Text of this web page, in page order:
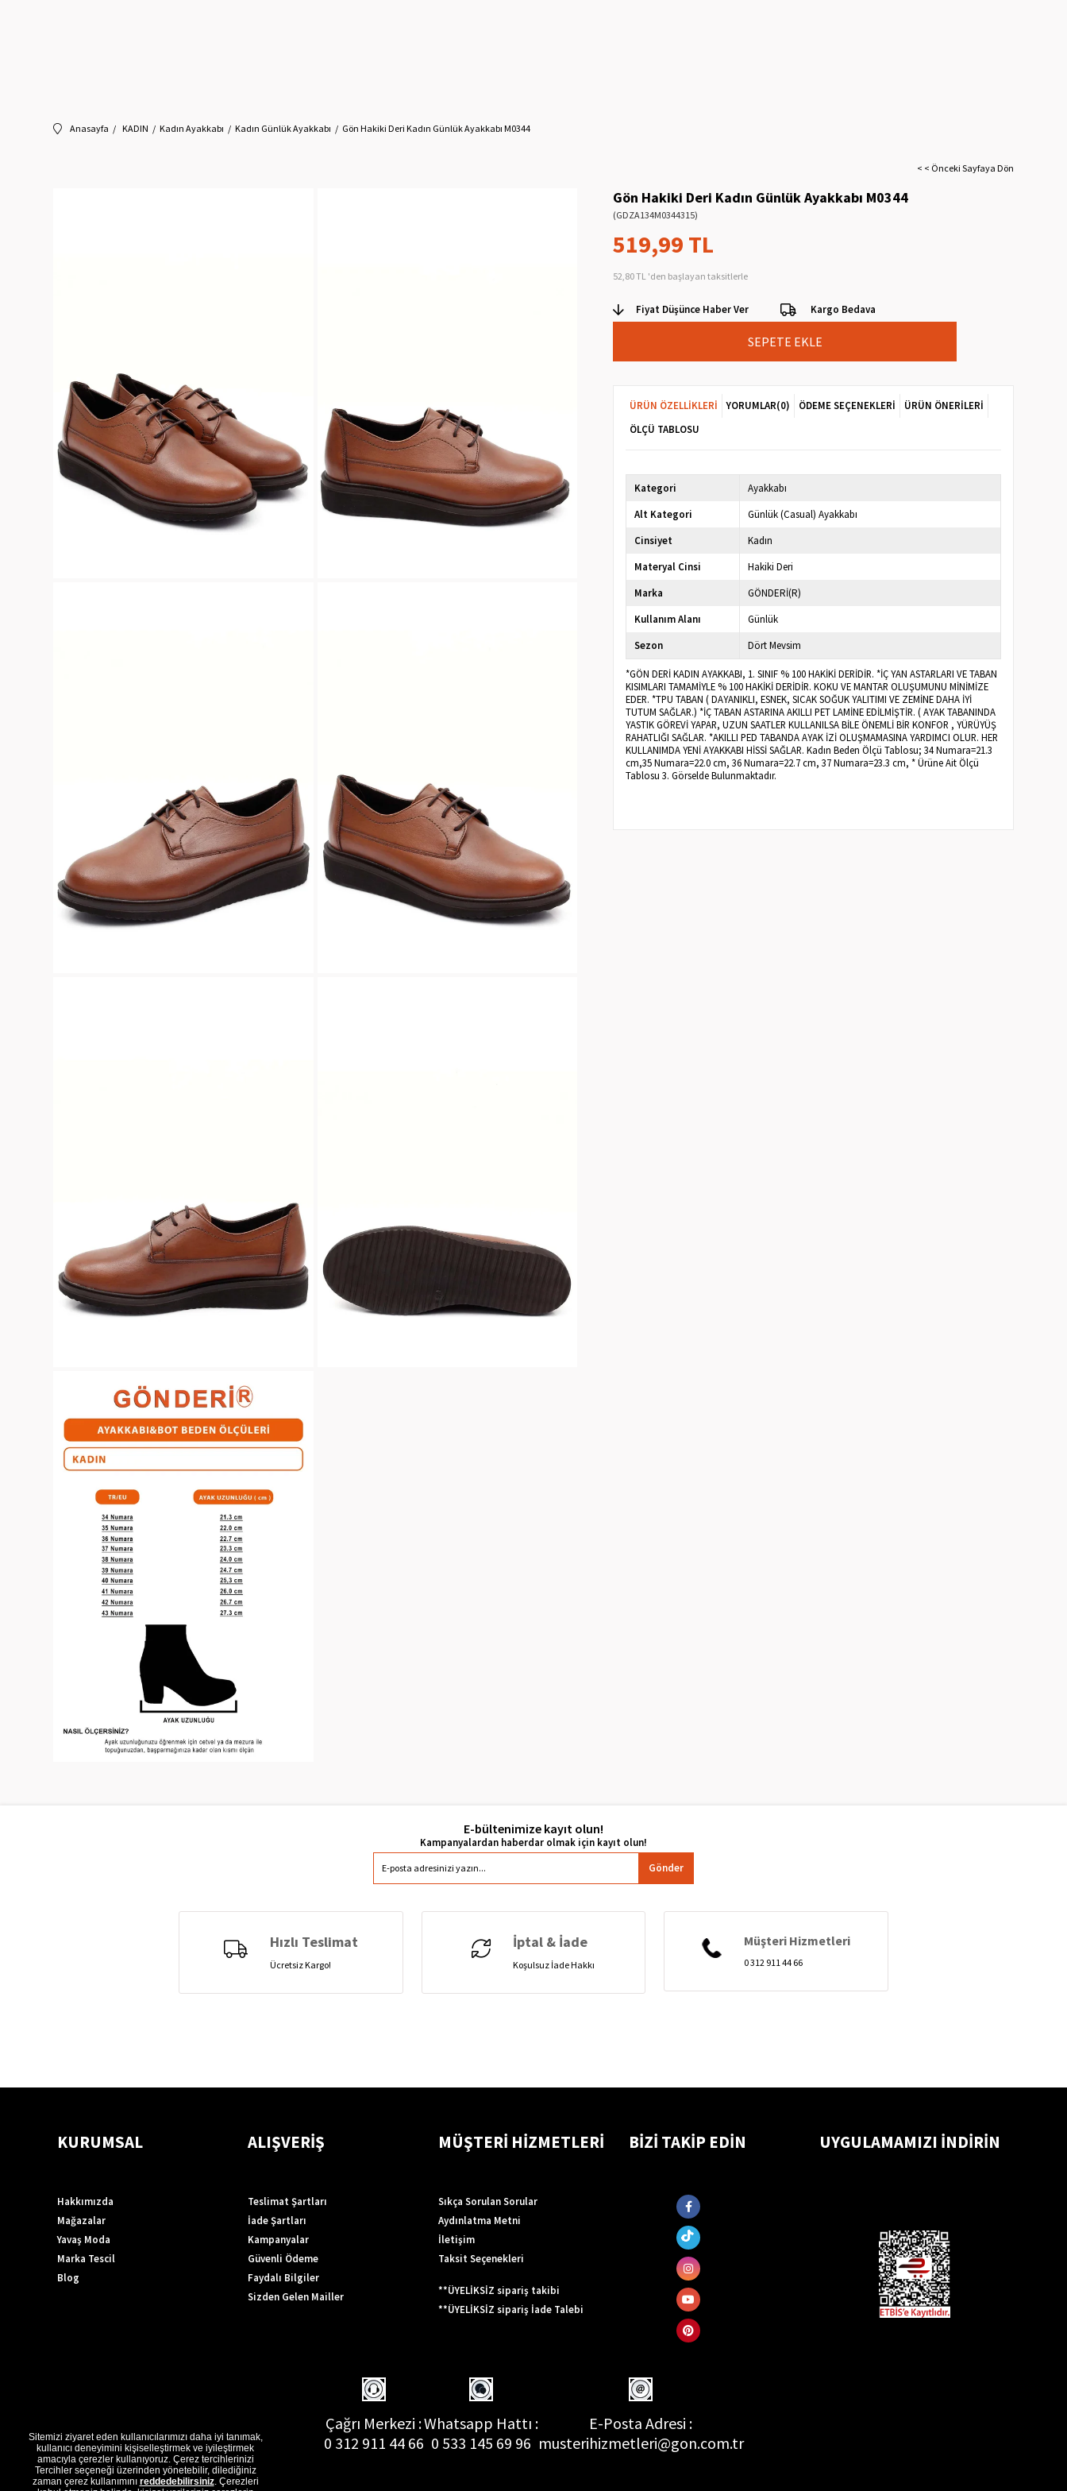
Anasayfa KADIN Kadın Ayakkabı Kadın Günlük Ayakkabı Gön Hakiki Deri Kadın Günlük Ayakkabı M0344
< < Önceki Sayfaya Dön
Gön Hakiki Deri Kadın Günlük Ayakkabı M0344
(GDZA134M0344315)
519,99 TL
52,80 TL 'den başlayan taksitlerle
Fiyat Düşünce Haber Ver Kargo Bedava
ÜRÜN ÖZELLIKLERI YORUMLAR(0) ÖDEME SEÇENEKLERI
ÜRÜN ÖNERILERI
ÖLÇÜ TABLOSU
Kategori
Ayakkabı
Alt Kategori
Günlük (Casual) Ayakkabı
Cinsiyet
Kadın
Materyal Cinsi
Hakiki Deri
Marka
GÖNDERİ(R)
Kullanım Alanı
Günlük
Sezon
Dört Mevsim
*GÖN DERİ KADIN AYAKKABI, 1. SINIF % 100 HAKİKİ DERİDİR. *İÇ YAN ASTARLARI VE TABAN
KISIMLARI TAMAMİYLE % 100 HAKİKİ DERİDİR. KOKU VE MANTAR OLUŞUMUNU MİNİMİZE
EDER. *TPU TABAN ( DAYANIKLI, ESNEK, SICAK SOĞUK YALITIMI VE ZEMİNE DAHA İYİ
TUTUM SAĞLAR.) *İÇ TABAN ASTARINA AKILLI PET LAMİNE EDİLMİŞTİR. ( AYAK TABANINDA
YASTIK GÖREVİ YAPAR, UZUN SAATLER KULLANILSA BİLE ÖNEMLİ BİR KONFOR , YÜRÜYÜŞ
RAHATLIĞI SAĞLAR. *AKILLI PED TABANDA AYAK İZİ OLUŞMAMASINA YARDIMCI OLUR. HER
KULLANIMDA YENİ AYAKKABI HİSSİ SAĞLAR. Kadın Beden Ölçü Tablosu; 34 Numara=21.3
cm,35 Numara=22.0 cm, 36 Numara=22.7 cm, 37 Numara=23.3 cm, * Ürüne Ait Ölçü
Tablosu 3. Görselde Bulunmaktadır.
E-bültenimize kayıt olun!
Gönder
Hızlı Teslimat
Ücretsiz Kargo!
İptal & İade
Koşulsuz İade Hakkı
Müşteri Hizmetleri
0 312 911 44 66
KURUMSAL
Hakkımızda
Mağazalar
Yavaş Moda
Marka Tescil
Blog
ALIŞVERİŞ
Teslimat Şartları
İade Şartları
Kampanyalar
Güvenli Ödeme
Faydalı Bilgiler
Sizden Gelen Mailler
MÜŞTERİ HİZMETLERİ
Sıkça Sorulan Sorular
Aydınlatma Metni
İletişim
Taksit Seçenekleri
**ÜYELİKSİZ sipariş takibi
**ÜYELİKSİZ sipariş İade Talebi
BİZİ TAKİP EDİN UYGULAMAMIZI İNDİRİN
Çağrı Merkezi :
0 312 911 44 66
Whatsapp Hattı :
0 533 145 69 96
E-Posta Adresi :
musterihizmetleri@gon.com.tr
Sitemizi ziyaret eden kullanıcılarımızı daha iyi tanımak,
kullanıcı deneyimini kişiselleştirmek ve iyileştirmek
amacıyla çerezler kullanıyoruz. Çerez tercihlerinizi
Tercihler seçeneği üzerinden yönetebilir, dilediğiniz
zaman çerez kullanımını reddedebilirsiniz. Çerezleri